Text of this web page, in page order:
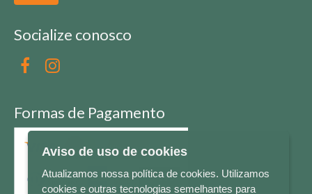
Socialize conosco
Formas de Pagamento
Aviso de uso de cookies
Atualizamos nossa política de cookies. Utilizamos
cookies e outras tecnologias semelhantes para